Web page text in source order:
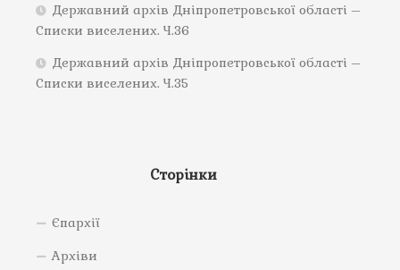
Державний архів Дніпропетровської області –
Списки виселених. Ч.36
Державний архів Дніпропетровської області –
Списки виселених. Ч.35
Сторінки
Єпархії
Архіви